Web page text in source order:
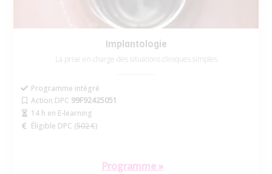
Implantologie
La prise en charge des situations cliniques simples
Programme intégré
Action DPC 99F92425051
14 h en E-learning
Éligible DPC (502 €)
Programme »